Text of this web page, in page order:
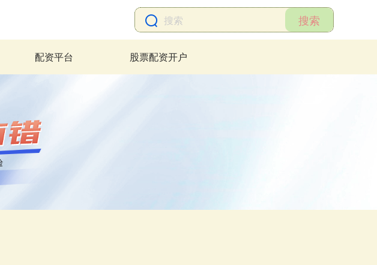
搜索
配资平台 股票配资开户